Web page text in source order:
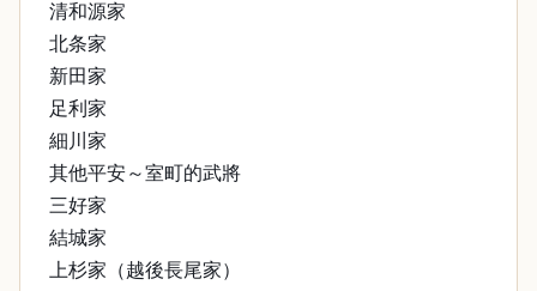
清和源家
北条家
新田家
足利家
細川家
其他平安～室町的武將
三好家
結城家
上杉家（越後長尾家）